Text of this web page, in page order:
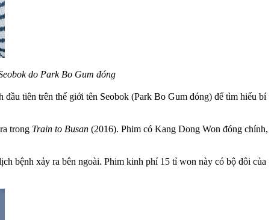
do Park Bo Gum đóng
tiên trên thế giới tên Seobok (Park Bo Gum đóng) để tìm hiểu bí
trong Train to Busan (2016). Phim có Kang Dong Won đóng chính,
bệnh xảy ra bên ngoài. Phim kinh phí 15 tỉ won này có bộ đôi của